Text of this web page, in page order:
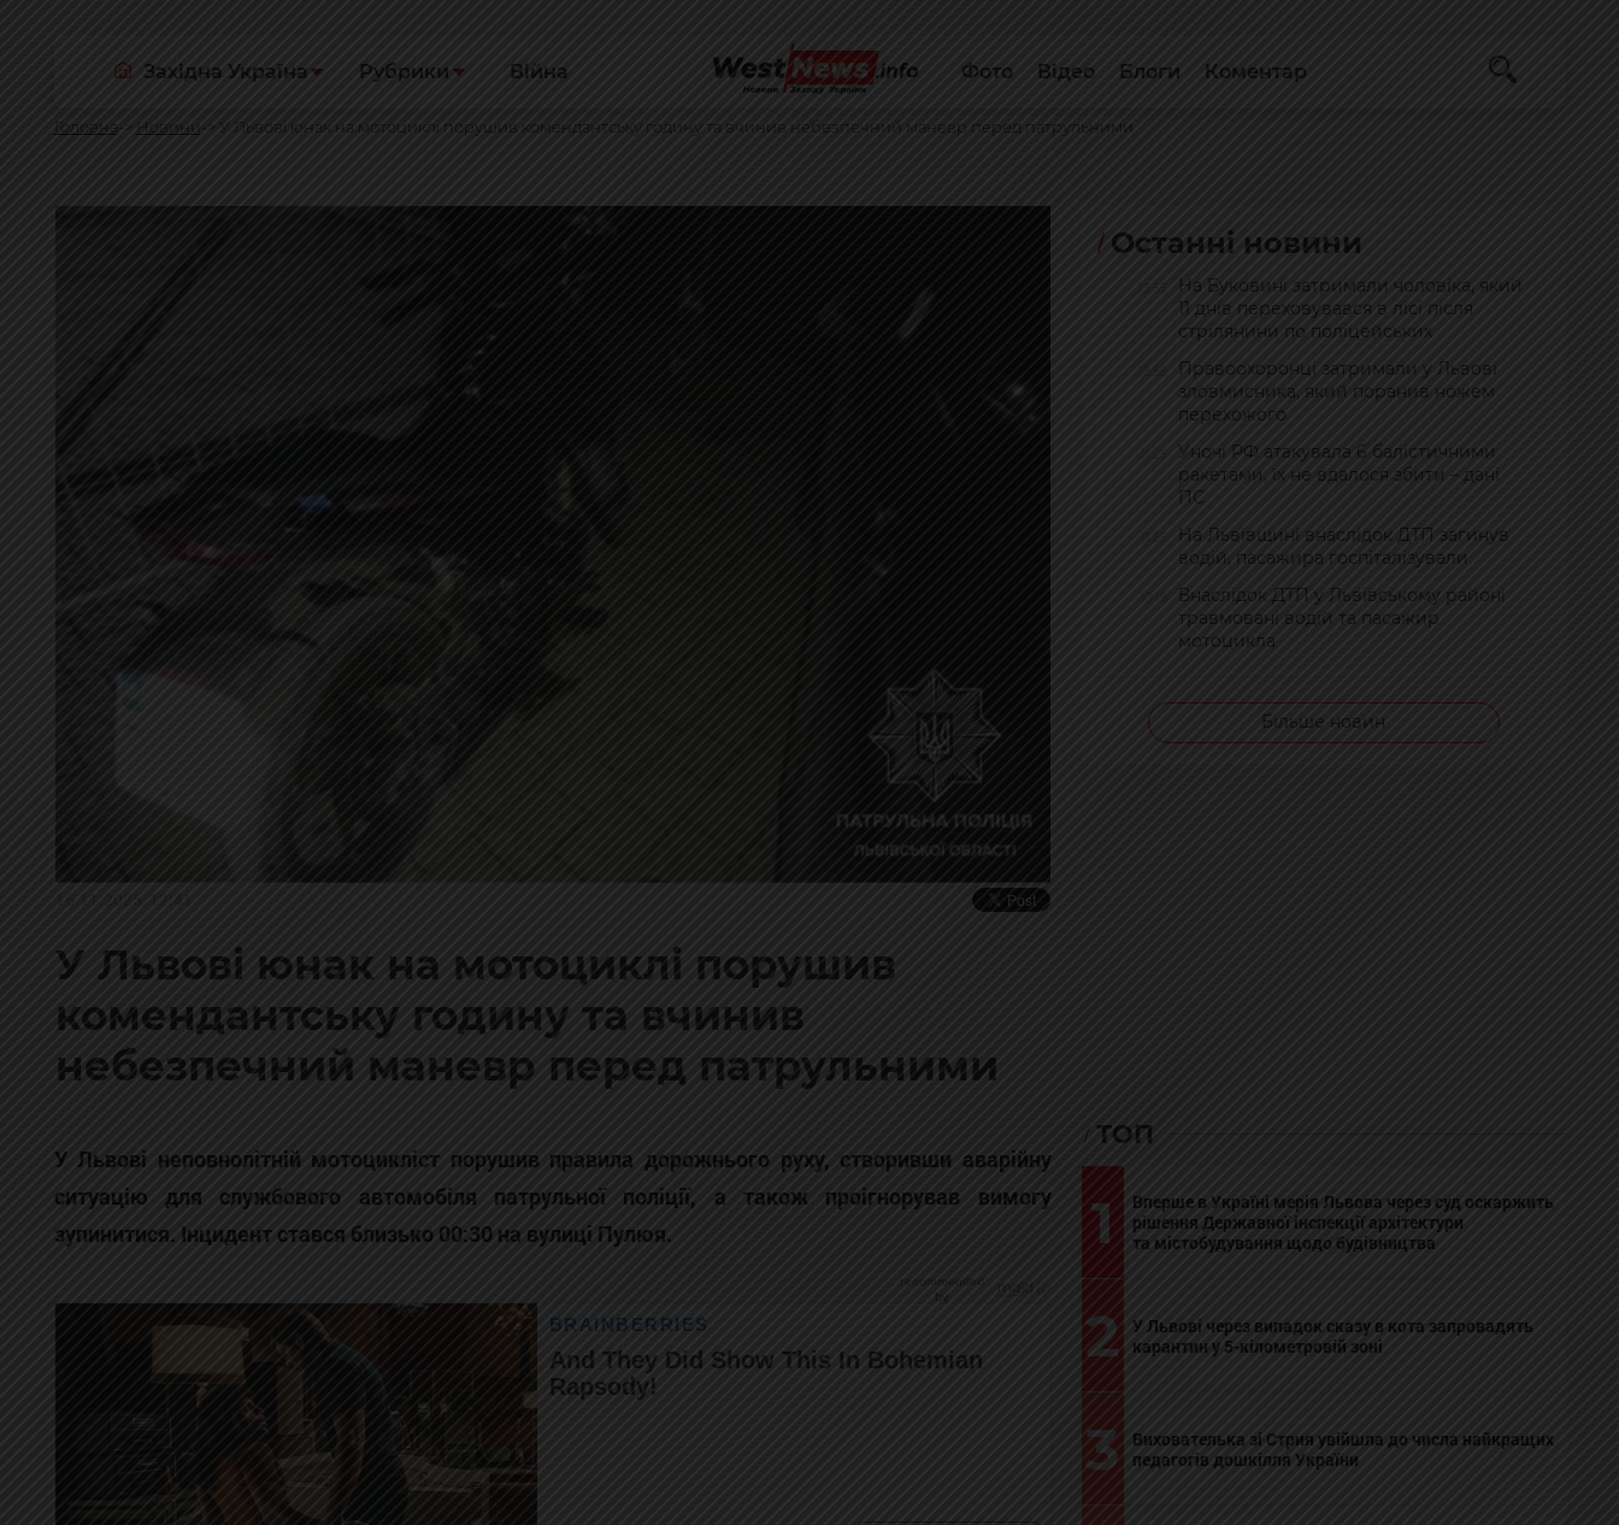
Західна Україна Рубрики Війна Фото Відео Блоги Коментар
Головна Новини У Львові юнак на мотоциклі порушив комендантську годину та вчинив небезпечний маневр перед патрульними
У Львові юнак на мотоциклі порушив
комендантську годину та вчинив
небезпечний маневр перед патрульними
У Львові неповнолітній мотоцикліст порушив правила дорожнього руху, створивши аварійну
ситуацію для службового автомобіля патрульної поліції, а також проігнорував вимогу
зупинитися. Інцидент стався близько 00:30 на вулиці Пулюя.
Останні новини
На Буковині затримали чоловіка, який
11 днів переховувався в лісі після
стрілянини по поліцейських
Правоохоронці затримали у Львові
зловмисника, який поранив ножем
перехожого
Уночі РФ атакувала 6 балістичними
ракетами, їх не вдалося збити – дані
ПС
На Львівщині внаслідок ДТП загинув
водій, пасажира госпіталізували
Внаслідок ДТП у Львівському районі
травмовані водій та пасажир
мотоцикла
Більше новин
ТОП
1
Вперше в Україні мерія Львова через суд оскаржить
рішення Державної інспекції архітектури
та містобудування щодо будівництва
2
У Львові через випадок сказу в кота запровадять
карантин у 5-кілометровій зоні
3
Вихователька зі Стрия увійшла до числа найкращих
педагогів дошкілля України